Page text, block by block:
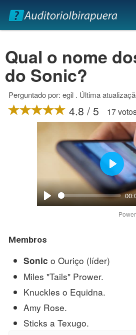
Qual o nome
do Sonic?
Perguntado por: egil . Última
4.8 / 5 17
Play
Play
Membros
Sonic o Ouriço (líder)
Miles "Tails" Prower.
Knuckles o Equidna.
Amy Rose.
Sticks a Texugo.